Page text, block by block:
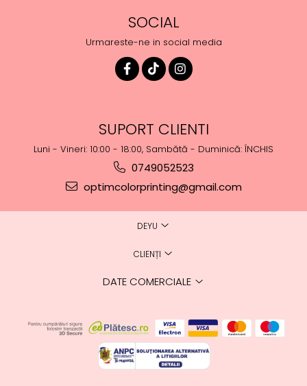
SOCIAL
Urmareste-ne in social media
SUPORT CLIENTI
Luni - Vineri: 10:00 - 18:00, Sambătă - Duminică: ÎNCHIS
0749052523
optimcolorprinting@gmail.com
DEYU
CLIENȚI
DATE COMERCIALE